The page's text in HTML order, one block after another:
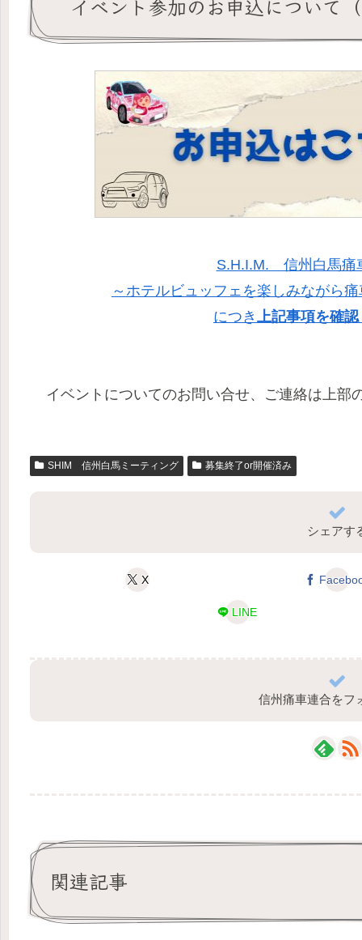
イベント参加のお申込について
S.H.I.M. 信州白馬痛
～ホテルビュッフェを楽しみながら
につき
上記事項を確
イベントについてのお問い合せ、ご連絡は上部
SHIM 信州白馬ミーティング 募集終了or開催済み
シェアす
X
LINE
信州痛車連合をフ
関連記事